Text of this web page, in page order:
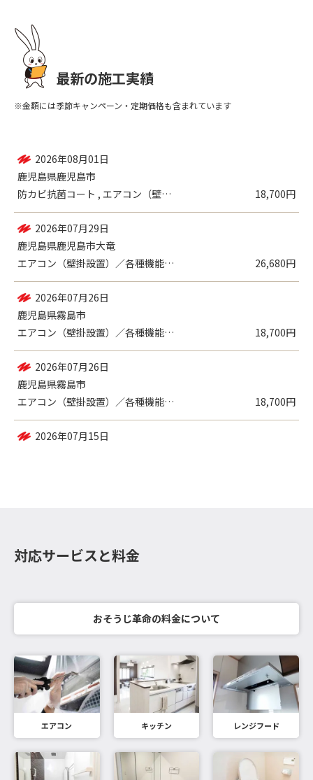
最新の施工実績
※金額には季節キャンペーン・定期価格も含まれています
2026年08月01日
鹿児島県鹿児島市
防カビ抗菌コート , エアコン（壁掛設置...
18,700円
2026年07月29日
鹿児島県鹿児島市大竜
エアコン（壁掛設置）／各種機能付き , ...
26,680円
2026年07月26日
鹿児島県霧島市
エアコン（壁掛設置）／各種機能付き
18,700円
2026年07月26日
鹿児島県霧島市
エアコン（壁掛設置）／各種機能付き
18,700円
2026年07月15日
対応サービスと料金
おそうじ革命の料金について
エアコン キッチン レンジフード